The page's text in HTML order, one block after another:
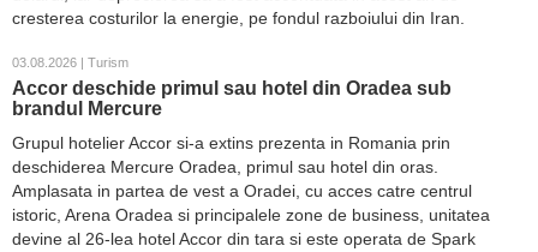
cresterea costurilor la energie, pe fondul razboiului din Iran.
03.08.2026 | Turism
Accor deschide primul sau hotel din Oradea sub
brandul Mercure
Grupul hotelier Accor si-a extins prezenta in Romania prin
deschiderea Mercure Oradea, primul sau hotel din oras.
Amplasata in partea de vest a Oradei, cu acces catre centrul
istoric, Arena Oradea si principalele zone de business, unitatea
devine al 26-lea hotel Accor din tara si este operata de Spark